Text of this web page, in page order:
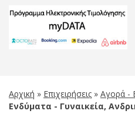
Αρχική » Επιχειρήσεις » Αγορά -
Ενδύματα - Γυναικεία,